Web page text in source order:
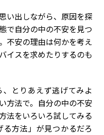
い出しながら、原因を探
で自分の中の不安を見つ
不安の理由は何かを考え
イスを求めたりするのも
とりあえず逃げてみよ
方法で。自分の中の不安
法をいろいろ試してみる
方法」が見つかるだろ